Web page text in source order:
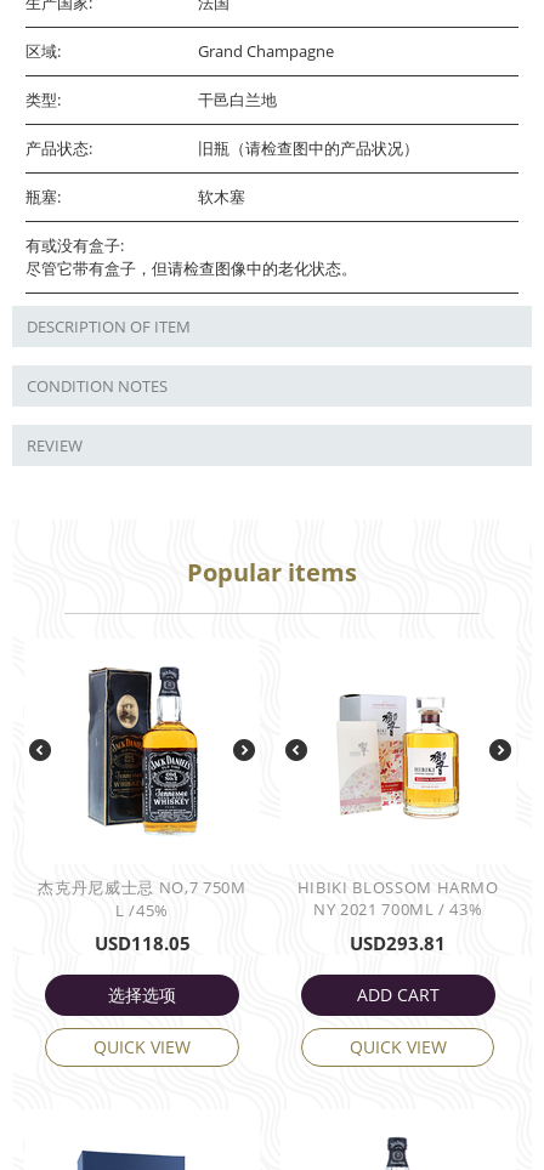
区域: Grand Champagne
类型: 干邑白兰地
产品状态: 旧瓶（请检查图中的产品状况）
瓶塞: 软木塞
有或没有盒子:
尽管它带有盒子，但请检查图像中的老化状态。
DESCRIPTION OF ITEM
CONDITION NOTES
REVIEW
Popular items
杰克丹尼威士忌 NO,7 750M
L /45%
USD118.05
选择选项
QUICK VIEW
HIBIKI BLOSSOM HARMO
NY 2021 700ML / 43%
USD293.81
ADD CART
QUICK VIEW